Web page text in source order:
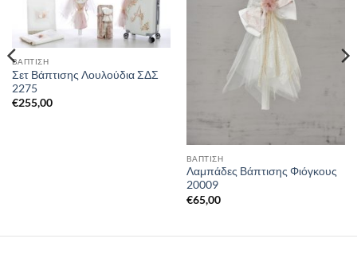
ΒΑΠΤΙΣΗ
Σετ Βάπτισης Λουλούδια ΣΔΣ
2275
€255,00
ΒΑΠΤΙΣΗ
Λαμπάδες Βάπτισης Φιόγκους
20009
€65,00